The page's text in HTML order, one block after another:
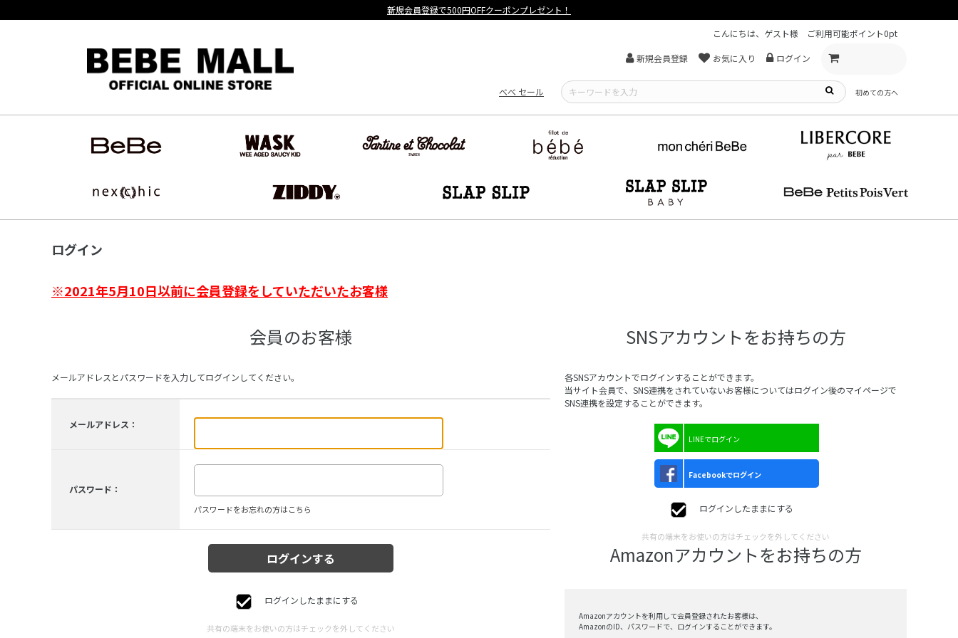
新規会員登録で500円OFFクーポンプレゼント！
こんにちは、ゲスト様
ご利用可能ポイント0pt
新規会員登録 お気に入り ログイン
べべ セール 初めての方へ
ログイン
※2021年5月10日以前に会員登録をしていただいたお客様
会員のお客様
メールアドレスとパスワードを入力してログインしてください。
メールアドレス：
パスワード：
パスワードをお忘れの方はこちら
ログインしたままにする
共有の端末をお使いの方はチェックを外してください
SNSアカウントをお持ちの方
各SNSアカウントでログインすることができます。
当サイト会員で、SNS連携をされていないお客様についてはログイン後のマイページで
SNS連携を設定することができます。
LINEでログイン
Facebookでログイン
ログインしたままにする
共有の端末をお使いの方はチェックを外してください
Amazonアカウントをお持ちの方
Amazonアカウントを利用して会員登録されたお客様は、
AmazonのID、パスワードで、ログインすることができます。